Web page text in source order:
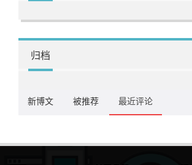
归档
新博文 被推荐 最近评论